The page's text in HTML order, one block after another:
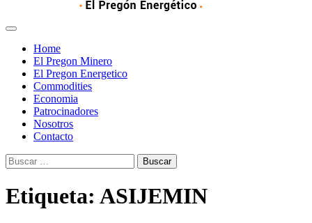
Home
El Pregon Minero
El Pregon Energetico
Commodities
Economia
Patrocinadores
Nosotros
Contacto
Buscar:
Etiqueta: ASIJEMIN